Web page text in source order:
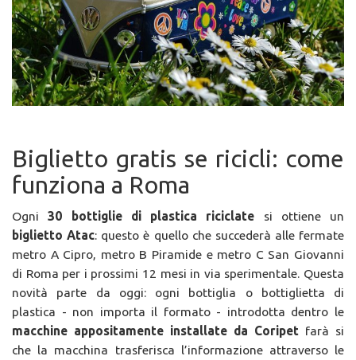
Biglietto gratis se ricicli: come
funziona a Roma
Ogni30 bottiglie di plastica riciclate si ottiene un
biglietto Atac: questo è quello che succederà alle fermate
metro A Cipro, metro B Piramide e metro C San Giovanni
di Roma per i prossimi 12 mesi in via sperimentale. Questa
novità parte da oggi: ogni bottiglia o bottiglietta di
plastica - non importa il formato - introdotta dentro le
macchine appositamente installate da Coripet farà si
che la macchina trasferisca l’informazione attraverso le